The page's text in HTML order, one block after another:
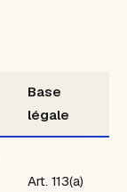
Base
légale
Art. 113(a)